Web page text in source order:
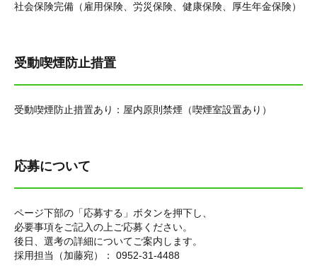
社会保険完備（雇用保険、労災保険、健康保険、厚生年金保険）
受動喫煙防止措置
受動喫煙防止措置あり：屋内原則禁煙（喫煙室設置あり）
応募について
ページ下部の「応募する」ボタンを押下し、
必要事項をご記入の上ご応募ください。
後日、選考の詳細についてご案内します。
採用担当（加藤宛）： 0952-31-4488